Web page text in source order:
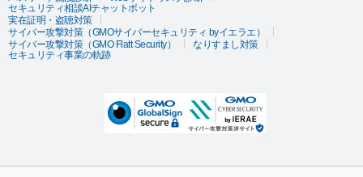
セキュリティ相談AIチャットボット
実在証明・盗聴対策
サイバー攻撃対策（GMOサイバーセキュリティ byイエラエ）
サイバー攻撃対策（GMO Flatt Security）
なりすまし対策
セキュリティ事業の軌跡